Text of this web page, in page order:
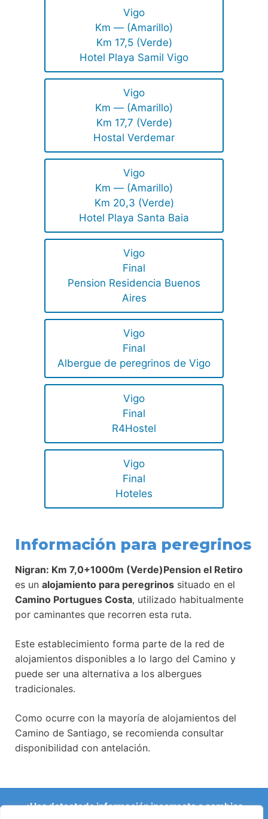
Vigo
Km — (Amarillo)
Km 17,5 (Verde)
Hotel Playa Samil Vigo
Vigo
Km — (Amarillo)
Km 17,7 (Verde)
Hostal Verdemar
Vigo
Km — (Amarillo)
Km 20,3 (Verde)
Hotel Playa Santa Baia
Vigo
Final
Pension Residencia Buenos
Aires
Vigo
Final
Albergue de peregrinos de Vigo
Vigo
Final
R4Hostel
Vigo
Final
Hoteles
Información para peregrinos
Nigran: Km 7,0+1000m (Verde)Pension el Retiro
es un alojamiento para peregrinos situado en el
Camino Portugues Costa, utilizado habitualmente
por caminantes que recorren esta ruta.
Este establecimiento forma parte de la red de
alojamientos disponibles a lo largo del Camino y
puede ser una alternativa a los albergues
tradicionales.
Como ocurre con la mayoría de alojamientos del
Camino de Santiago, se recomienda consultar
disponibilidad con antelación.
¿Has detectado información incorrecta o cambios